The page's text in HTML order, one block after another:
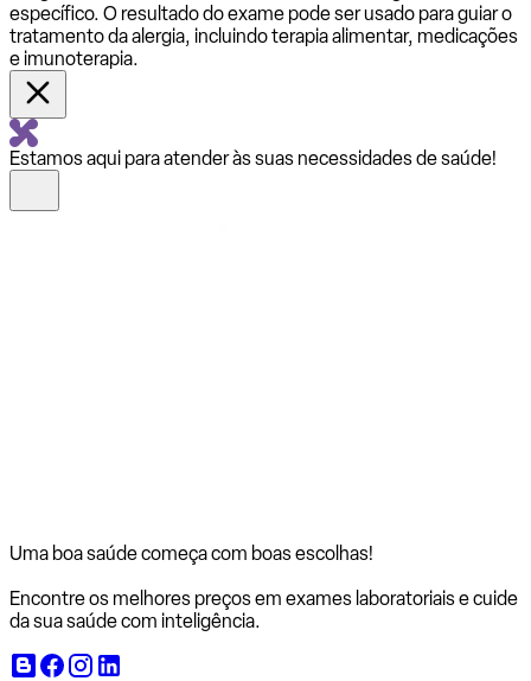
específico. O resultado do exame pode ser usado para guiar o
tratamento da alergia, incluindo terapia alimentar, medicações
e imunoterapia.
Estamos aqui para atender às suas necessidades de saúde!
Uma boa saúde começa com boas escolhas!
Encontre os melhores preços em exames laboratoriais e cuide
da sua saúde com inteligência.